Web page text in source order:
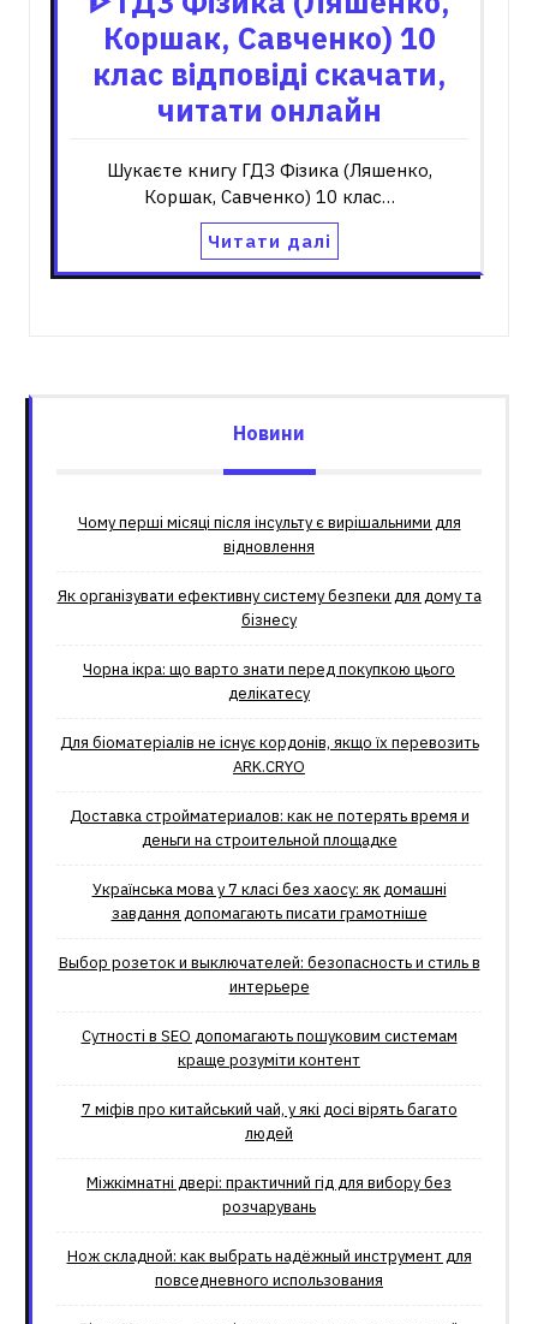
Коршак, Савченко) 10
клас відповіді скачати,
читати онлайн
Шукаєте книгу ГДЗ Фізика (Ляшенко,
Коршак, Савченко) 10 клас…
Читати далі
Новини
Чому перші місяці після інсульту є вирішальними для
відновлення
Як організувати ефективну систему безпеки для дому та
бізнесу
Чорна ікра: що варто знати перед покупкою цього
делікатесу
Для біоматеріалів не існує кордонів, якщо їх перевозить
ARK.CRYO
Доставка стройматериалов: как не потерять время и
деньги на строительной площадке
Українська мова у 7 класі без хаосу: як домашні
завдання допомагають писати грамотніше
Выбор розеток и выключателей: безопасность и стиль в
интерьере
Сутності в SEO допомагають пошуковим системам
краще розуміти контент
7 міфів про китайський чай, у які досі вірять багато
людей
Міжкімнатні двері: практичний гід для вибору без
розчарувань
Нож складной: как выбрать надёжный инструмент для
повседневного использования